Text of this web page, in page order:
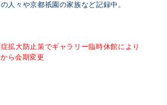
人々や京都祇園の家族など記録中。
拡大防止策でギャラリー臨時休館により
ら会期変更